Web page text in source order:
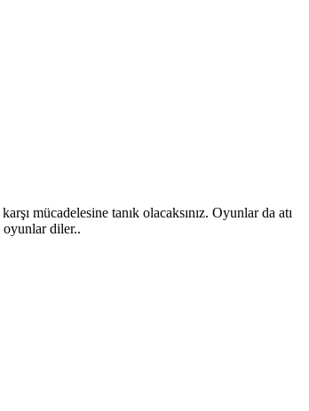
mücadelesine tanık olacaksınız. Oyunlar da atı
oyunlar diler..